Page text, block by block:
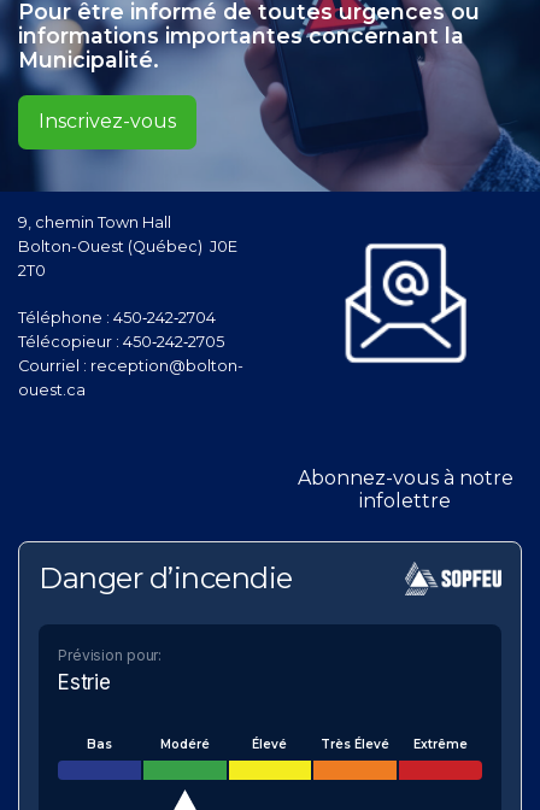
Pour être informé de toutes urgences ou
informations importantes concernant la
Municipalité.
Inscrivez-vous
9, chemin Town Hall
Bolton-Ouest (Québec) J0E
2T0
Téléphone : 450‑242‑2704
Télécopieur : 450‑242‑2705
Courriel : reception@bolton-
ouest.ca
Abonnez-vous à notre
infolettre
Danger d’incendie
Prévision pour:
Estrie
Bas Modéré Élevé Très Élevé Extrême